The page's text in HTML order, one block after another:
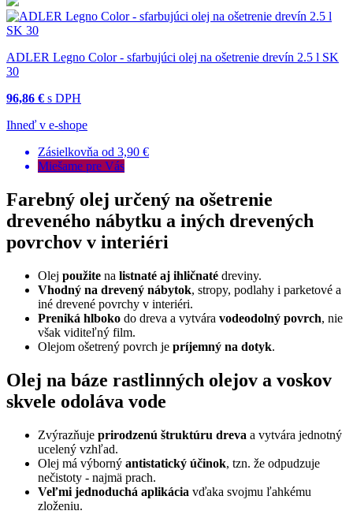
ADLER Legno Color - sfarbujúci olej na ošetrenie drevín 2.5 l SK
30
96,86 € s DPH
Ihneď v e-shope
Zásielkovňa od 3,90 €
Miešame pre Vás
Farebný olej určený na ošetrenie
dreveného nábytku a iných drevených
povrchov v interiéri
Olej použite na listnaté aj ihličnaté dreviny.
Vhodný na drevený nábytok, stropy, podlahy i parketové a
iné drevené povrchy v interiéri.
Preniká hlboko do dreva a vytvára vodeodolný povrch, nie
však viditeľný film.
Olejom ošetrený povrch je príjemný na dotyk.
Olej na báze rastlinných olejov a voskov
skvele odoláva vode
Zvýrazňuje prirodzenú štruktúru dreva a vytvára jednotný
ucelený vzhľad.
Olej má výborný antistatický účinok, tzn. že odpudzuje
nečistoty - najmä prach.
Veľmi jednoduchá aplikácia vďaka svojmu ľahkému
zloženiu.